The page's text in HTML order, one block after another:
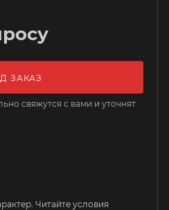
ЗАКАЗ
свяжутся с вами и уточнят
Читайте условия